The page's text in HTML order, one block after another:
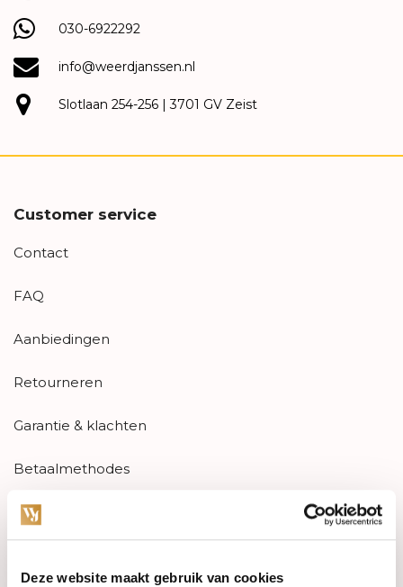
Deze website maakt gebruik van cookies
030-6922292
info@weerdjanssen.nl
Slotlaan 254-256 | 3701 GV Zeist
Customer service
Contact
FAQ
Aanbiedingen
Retourneren
Garantie & klachten
Betaalmethodes
Sitemap
Categories